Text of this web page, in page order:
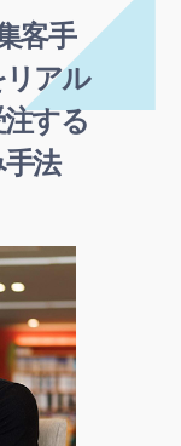
客手
リアル
する
法